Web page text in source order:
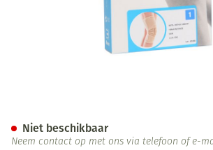
Niet beschikbaar
Neem contact op met ons via telefoon of e-